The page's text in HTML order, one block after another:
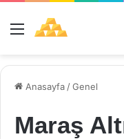
Menü
Anasayfa /Genel
Maraş